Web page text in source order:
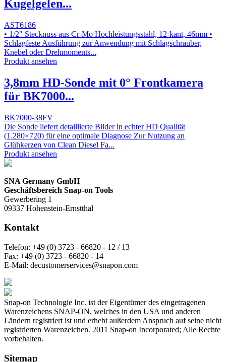
Kugelgelen...
AST6186
• 1/2″ Stecknuss aus Cr-Mo Hochleistungsstahl, 12-kant, 46mm •
Schlagfeste Ausführung zur Anwendung mit Schlagschrauber,
Knebel oder Drehmoments...
Produkt ansehen
3,8mm HD-Sonde mit 0° Frontkamera
für BK7000...
BK7000-38FV
Die Sonde liefert detaillierte Bilder in echter HD Qualität
(1.280×720) für eine optimale Diagnose Zur Nutzung an
Glühkerzen von Clean Diesel Fa...
Produkt ansehen
SNA Germany GmbH
Geschäftsbereich Snap-on Tools
Gewerbering 1
09337 Hohenstein-Ernstthal
Kontakt
Telefon: +49 (0) 3723 - 66820 - 12 / 13
Fax: +49 (0) 3723 - 66820 - 14
E-Mail: decustomerservices@snapon.com
Snap-on Technologie Inc. ist der Eigentümer des eingetragenen
Warenzeichens SNAP-ON, welches in den USA und anderen
Ländern registriert ist und erhebt außerdem Anspruch auf seine nicht
registrierten Warenzeichen. 2011 Snap-on Incorporated; Alle Rechte
vorbehalten.
Sitemap